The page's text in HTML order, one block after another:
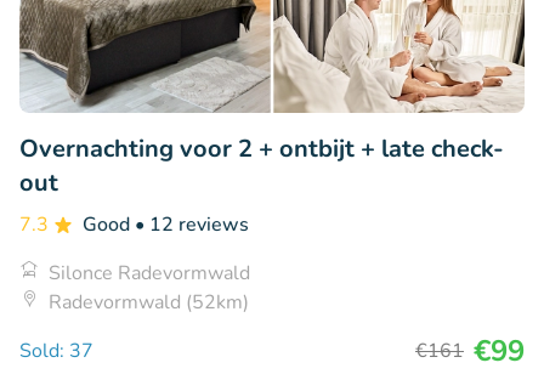
Overnachting voor 2 + ontbijt + late check-
out
7.3 Good • 12 reviews
Silonce Radevormwald
Radevormwald (52km)
Sold: 37
€161 €99